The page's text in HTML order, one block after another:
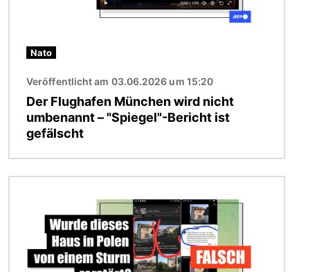
Nato
Veröffentlicht am 03.06.2026 um 15:20
Der Flughafen München wird nicht
umbenannt – "Spiegel"-Bericht ist
gefälscht